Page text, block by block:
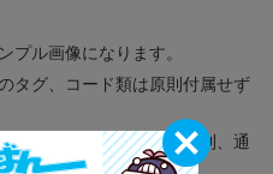
プル画像になります。
タグ、コード類は原則付属せず
い限り取り扱い商品は原則、通